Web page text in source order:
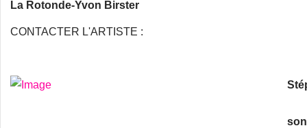
La Rotonde-Yvon Birster
CONTACTER L'ARTISTE :